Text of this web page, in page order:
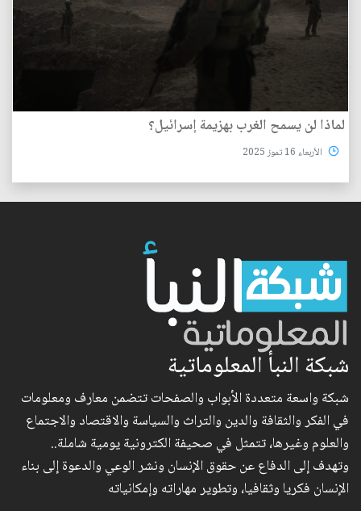
لماذا لن يسمح الغرب بهزيمة إسرائيل؟
الأربعاء 16 تموز 2025
شبكة النبأ المعلوماتية
شبكة واسعة متعددة الأبواب والصفحات تتضمن معارف ومعلومات
في الفكر والثقافة والدين والتراث والسياسة والاقتصاد والاجتماع
والعلوم وغيرها، تتمثل في صحيفة الكترونية يومية شاملة..
وتهدف إلى الدفاع عن حقوق الإنسان ونشر الوعي والدعوة إلى بناء
الإنسان فكريا وثقافيا، وتطوير مهاراته وإمكانياته